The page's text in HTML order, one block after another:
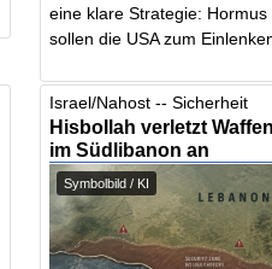
eine klare Strategie:
sollen die USA zum
Israel/Nahost -- Sicherheit
Hisbollah verletzt
im Südlibanon an
Symbolbild / KI